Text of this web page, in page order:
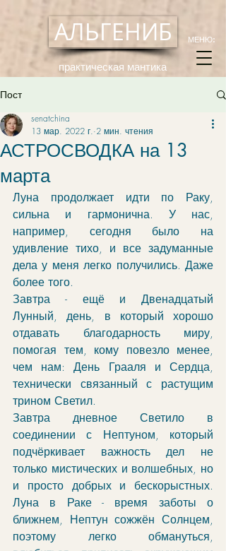
АЛЬГЕНИБ
практическая мантика
МЕНЮ:
Пост
АСТРОСВОДКА на 13
марта
senatchina
13 мар. 2022 г. 2 мин. чтения
Луна продолжает идти по Раку,
сильна и гармонична. У нас,
например, сегодня было на
удивление тихо, и все задуманные
дела у меня легко получились. Даже
более того.
Завтра - ещё и Двенадцатый
Лунный, день, в который хорошо
отдавать благодарность миру,
помогая тем, кому повезло менее,
чем нам: День Грааля и Сердца,
технически связанный с растущим
трином Светил.
Завтра дневное Светило в
соединении с Нептуном, который
подчёркивает важность дел не
только мистических и волшебных, но
и просто добрых и бескорыстных.
Луна в Раке - время заботы о
ближнем, Нептун сожжён Солнцем,
поэтому легко обмануться,